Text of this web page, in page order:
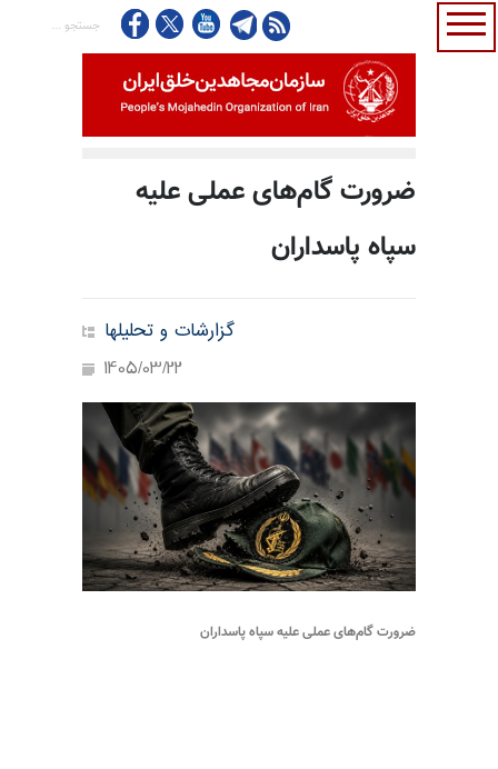
ضرورت گام‌های عملی علیه
سپاه پاسداران
گزارشات و تحلیلها
1405/03/22
ضرورت گام‌های عملی علیه سپاه پاسداران